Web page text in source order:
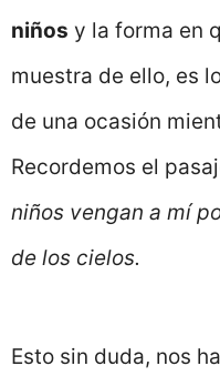
niños y la forma en
muestra de ello, es
de una ocasión
Recordemos el
niños vengan a mí
de los cielos.
Esto sin duda, nos